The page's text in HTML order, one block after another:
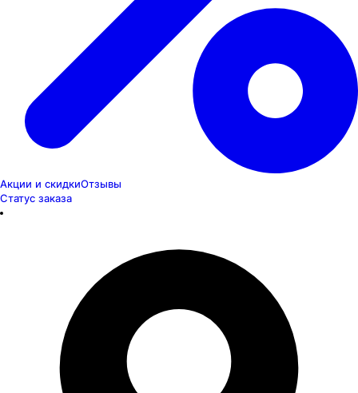
Акции и скидкиОтзывы
Статус заказа